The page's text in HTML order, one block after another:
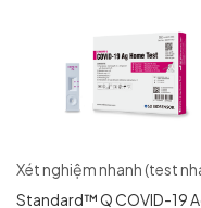
Xét nghiệm nhanh (test
Standard™ Q COVID-19